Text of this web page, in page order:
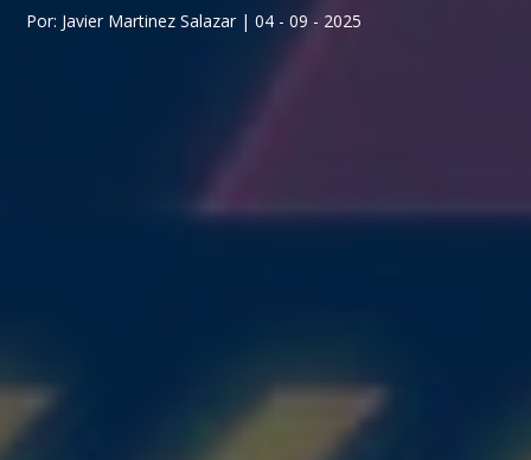
Por: Javier Martinez Salazar | 04 - 09 - 2025